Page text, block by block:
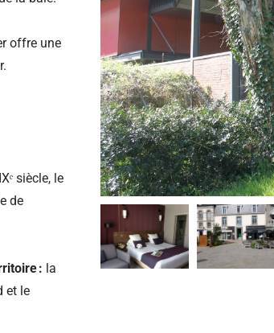
offre une
siècle, le
de
: la
et le